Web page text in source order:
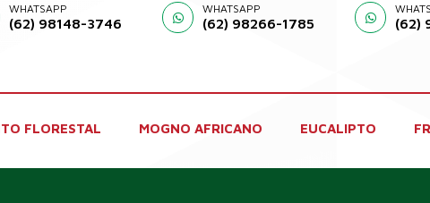
WHATSAPP
(62) 98148-3746
WHATSAPP
(62) 98266-1785 (62)
FLORESTAL MOGNO AFRICANO EUCALIPTO